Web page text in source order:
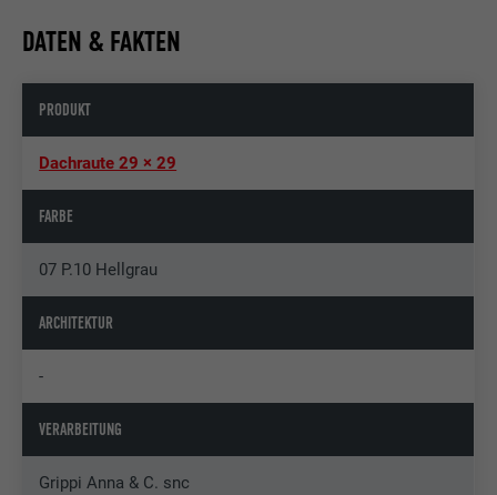
DATEN & FAKTEN
PRODUKT
Dachraute 29 × 29
FARBE
07 P.10 Hellgrau
ARCHITEKTUR
-
VERARBEITUNG
Grippi Anna & C. snc